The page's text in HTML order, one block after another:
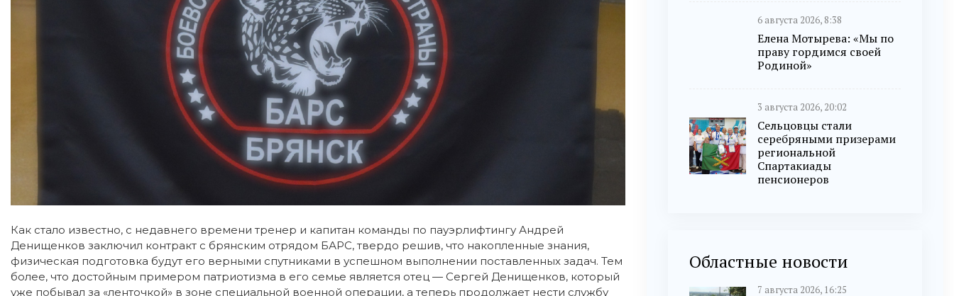
Как стало известно, с недавнего времени тренер и капитан команды по пауэрлифтингу Андрей
Денищенков заключил контракт с брянским отрядом БАРС, твердо решив, что накопленные знания,
физическая подготовка будут его верными спутниками в успешном выполнении поставленных задач. Тем
более, что достойным примером патриотизма в его семье является отец — Сергей Денищенков, который
уже побывал за «ленточкой» в зоне специальной военной операции, а теперь продолжает нести службу
6 августа 2026, 8:38
Елена Мотырева: «Мы по
праву гордимся своей
Родиной»
3 августа 2026, 20:02
Сельцовцы стали
серебряными призерами
региональной
Спартакиады
пенсионеров
Областные новости
7 августа 2026, 16:25